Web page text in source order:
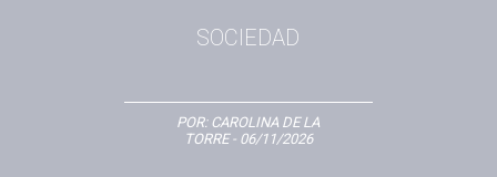
SOCIEDAD
POR: CAROLINA DE LA
TORRE- 06/11/2026